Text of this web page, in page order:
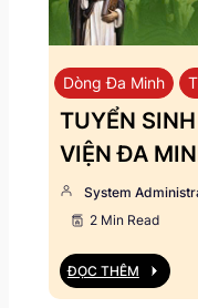
Dòng Đa Minh
TUYỂN
VIỆN ĐA
System
2 Min Read
ĐỌC THÊM